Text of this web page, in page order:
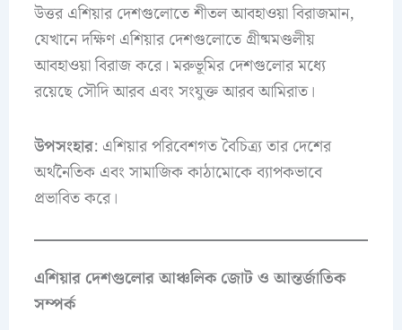
উত্তর এশিয়ার দেশগুলোতে শীতল আবহাওয়া বিরাজমান,
যেখানে দক্ষিণ এশিয়ার দেশগুলোতে গ্রীষ্মমণ্ডলীয়
আবহাওয়া বিরাজ করে। মরুভূমির দেশগুলোর মধ্যে
রয়েছে সৌদি আরব এবং সংযুক্ত আরব আমিরাত।
উপসংহার: এশিয়ার পরিবেশগত বৈচিত্র্য তার দেশের
অর্থনৈতিক এবং সামাজিক কাঠামোকে ব্যাপকভাবে
প্রভাবিত করে।
এশিয়ার দেশগুলোর আঞ্চলিক জোট ও আন্তর্জাতিক
সম্পর্ক